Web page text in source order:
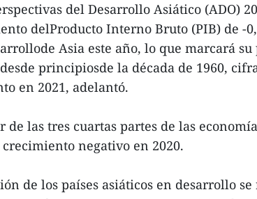
del Desarrollo Asiático (ADO)
delProducto Interno Bruto (PIB) de -
Asia este año, lo que marcará
principiosde la década de 1960,
en 2021, adelantó.
de las tres cuartas partes de las
negativo en 2020.
de los países asiáticos en desarrollo se